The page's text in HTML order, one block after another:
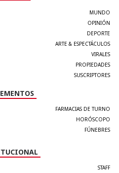
MUNDO
OPINIÓN
DEPORTE
ARTE & ESPECTÁCULOS
VIRALES
PROPIEDADES
SUSCRIPTORES
FARMACIAS DE TURNO
HORÓSCOPO
FÚNEBRES
STAFF